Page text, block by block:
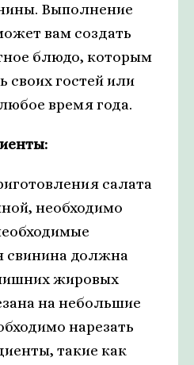
Выполнение
вам создать
блюдо, которым
своих гостей или
время года.
салата
необходимо
свинина должна
жировых
на небольшие
нарезать
такие как